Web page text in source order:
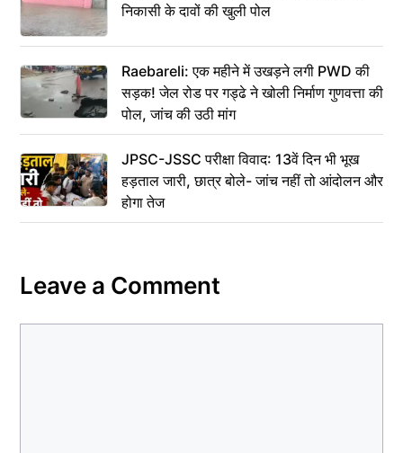
निकासी के दावों की खुली पोल
Raebareli: एक महीने में उखड़ने लगी PWD की
सड़क! जेल रोड पर गड्ढे ने खोली निर्माण गुणवत्ता की
पोल, जांच की उठी मांग
JPSC-JSSC परीक्षा विवाद: 13वें दिन भी भूख
हड़ताल जारी, छात्र बोले- जांच नहीं तो आंदोलन और
होगा तेज
Leave a Comment